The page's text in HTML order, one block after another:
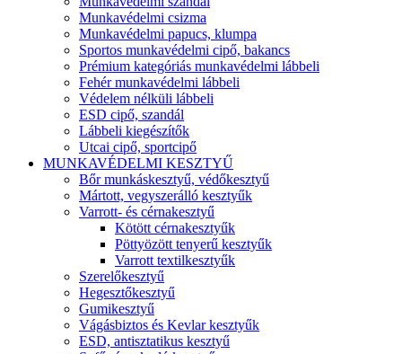
Munkavédelmi csizma
Munkavédelmi papucs, klumpa
Sportos munkavédelmi cipő, bakancs
Prémium kategóriás munkavédelmi lábbeli
Fehér munkavédelmi lábbeli
Védelem nélküli lábbeli
ESD cipő, szandál
Lábbeli kiegészítők
Utcai cipő, sportcipő
MUNKAVÉDELMI KESZTYŰ
Bőr munkáskesztyű, védőkesztyű
Mártott, vegyszerálló kesztyűk
Varrott- és cérnakesztyű
Kötött cérnakesztyűk
Pöttyözött tenyerű kesztyűk
Varrott textilkesztyűk
Szerelőkesztyű
Hegesztőkesztyű
Gumikesztyű
Vágásbiztos és Kevlar kesztyűk
ESD, antisztatikus kesztyű